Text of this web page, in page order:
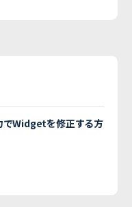
でWidgetを修正する方